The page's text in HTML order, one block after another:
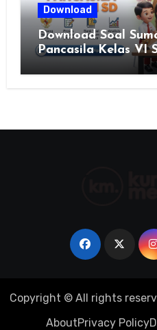
Download
Download Soal
Pancasila Kelas VI
Merdeka, Solusi
Copyright © All rights
AboutPrivacy Policy